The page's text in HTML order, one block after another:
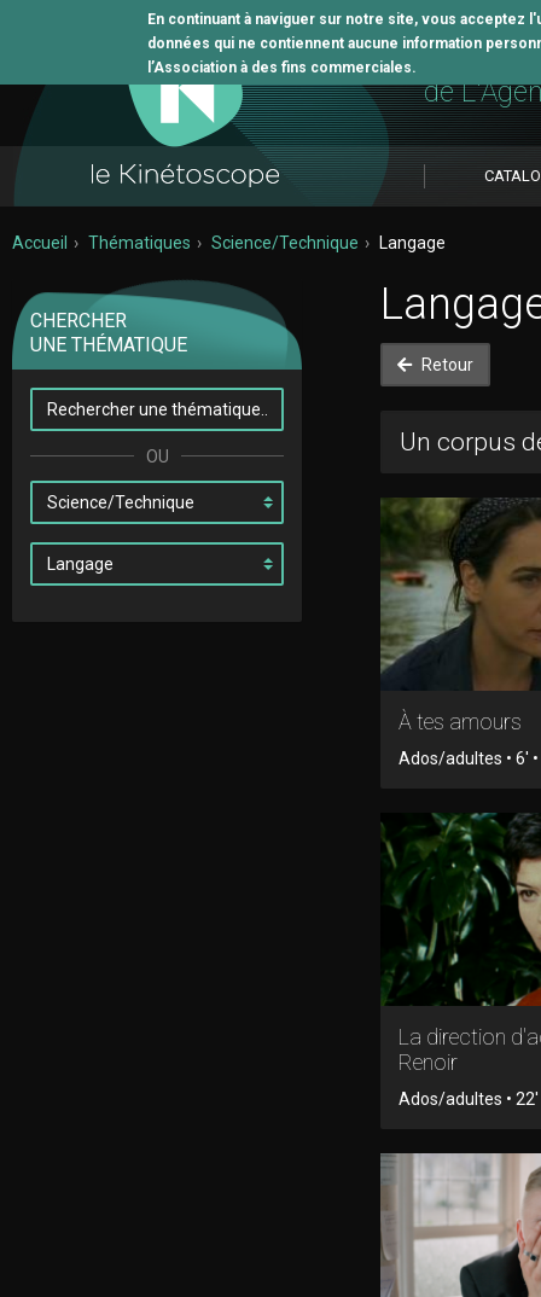
En continuant à naviguer sur notre site, vous
données qui ne contiennent aucune information
l’Association à des fins commerciales. L'outil
de
Accueil Thématiques Science/Technique Langage
CHERCHER
UNE THÉMATIQUE
Retour
Un corpus
À tes amours
Ados/adultes • 6'
La direction
Renoir
Ados/adultes •